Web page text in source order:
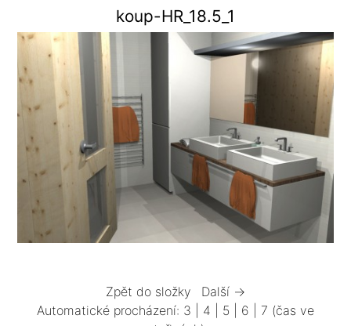
koup-HR_18.5_1
Zpět do složky
Další →
Automatické procházení: 3 4 5 6 7 (čas ve